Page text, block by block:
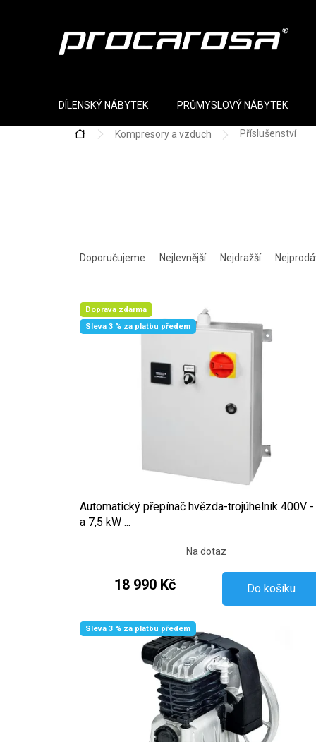
DÍLENSKÝ NÁBYTEK PRŮMYSLOVÝ NÁBYTEK
Domů Kompresory a vzduch Příslušenství
Doporučujeme Nejlevnější Nejdražší
Výpis produktů
Doprava zdarma
Sleva 3 % za platbu předem
Automatický přepínač hvězda-trojúhelník 400V -
a 7,5 kW ...
Na dotaz
18 990 Kč Do košíku
Sleva 3 % za platbu předem